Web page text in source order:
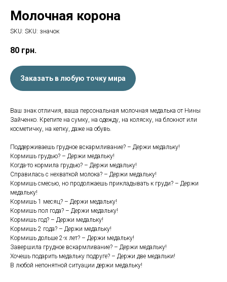
Молочная корона
SKU: SKU: значок
80 грн.
Заказать в любую точку мира
Ваш знак отличия, ваша персональная молочная медалька от Нины
Зайченко. Крепите на сумку, на одежду, на коляску, на блокнот или
косметичку, на кепку, даже на обувь.
Поддерживаешь грудное вскармливание? – Держи медальку!
Кормишь грудью? – Держи медальку!
Когда-то кормила грудью? – Держи медальку!
Справилась с нехваткой молока? – Держи медальку!
Кормишь смесью, но продолжаешь прикладывать к груди? – Держи
медальку!
Кормишь 1 месяц? – Держи медальку!
Кормишь пол года? – Держи медальку!
Кормишь год? – Держи медальку!
Кормишь 2 года? – Держи медальку!
Кормишь дольше 2-х лет? – Держи медальку!
Завершила грудное вскармливание? – Держи медальку!
Хочешь подарить медальку подруге? – Держи две медальки!
В любой непонятной ситуации держи медальку!